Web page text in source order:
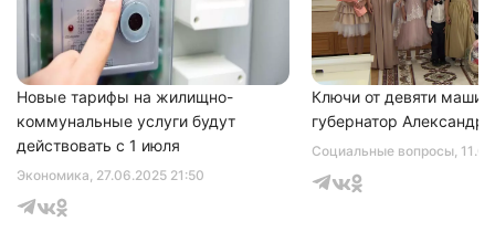
Экономика, 27.06.2025 21:50
Новые тарифы на жилищно-
коммунальные услуги будут
действовать с 1 июля
Социальные вопросы,
Ключи от девяти машин
губернатор Александр